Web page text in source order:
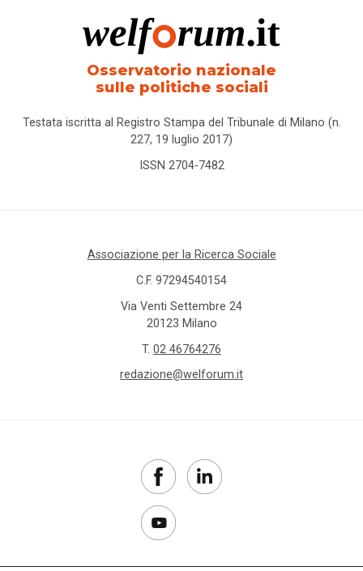
Osservatorio nazionale
sulle politiche sociali
Testata iscritta al Registro Stampa del Tribunale di Milano (n.
227, 19 luglio 2017)
ISSN 2704-7482
Associazione per la Ricerca Sociale
C.F. 97294540154
Via Venti Settembre 24
20123 Milano
T. 02 46764276
redazione@welforum.it